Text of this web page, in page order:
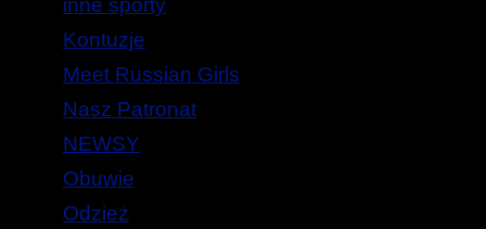
Kontuzje
Meet Russian Girls
Nasz Patronat
NEWSY
Obuwie
Odzież